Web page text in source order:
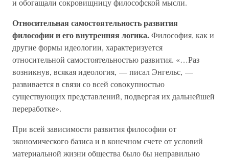
и обогащали сокровищницу философской мысли.
Относительная самостоятельность развития
философии и его внутренняя логика.Философия, как и
другие формы идеологии, характеризуется
относительной самостоятельностью развития. «…Раз
возникнув, всякая идеология, — писал Энгельс, —
развивается в связи со всей совокупностью
существующих представлений, подвергая их дальнейшей
переработке».
При всей зависимости развития философии от
экономического базиса и в конечном счете от условий
материальной жизни общества было бы неправильно